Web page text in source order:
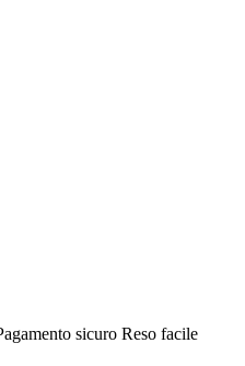
sicuro Reso facile